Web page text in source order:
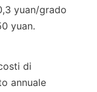
yuan/grado
yuan.
di
annuale